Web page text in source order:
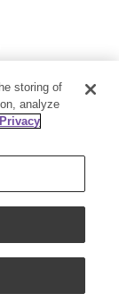
Reserved
storing of
analyze
Privacy